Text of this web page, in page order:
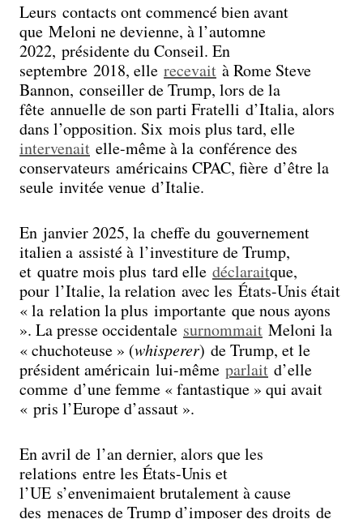
Leurs contacts ont commencé bien avant
que Meloni ne devienne, à l’automne
2022, présidente du Conseil. En
septembre 2018, elle recevait à Rome Steve
Bannon, conseiller de Trump, lors de la
fête annuelle de son parti Fratelli d’Italia, alors
dans l’opposition. Six mois plus tard, elle
intervenait elle-même à la conférence des
conservateurs américains CPAC, fière d’être la
seule invitée venue d’Italie.
En janvier 2025, la cheffe du gouvernement
italien a assisté à l’investiture de Trump,
et quatre mois plus tard elle déclaraitque,
pour l’Italie, la relation avec les États-Unis était
« la relation la plus importante que nous ayons
». La presse occidentale surnommait Meloni la
« chuchoteuse » (whisperer) de Trump, et le
président américain lui-même parlait d’elle
comme d’une femme « fantastique » qui avait
« pris l’Europe d’assaut ».
En avril de l’an dernier, alors que les
relations entre les États-Unis et
l’UE s’envenimaient brutalement à cause
des menaces de Trump d’imposer des droits de